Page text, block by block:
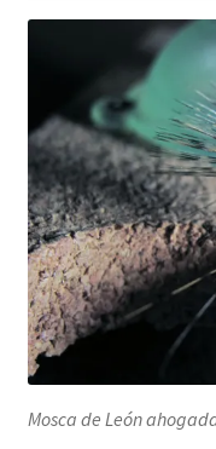
Mosca de León